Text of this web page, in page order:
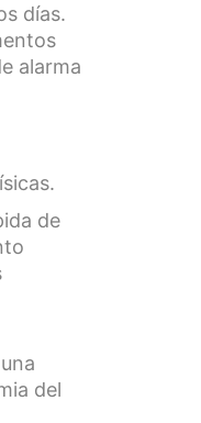
días.
alarma
de
del